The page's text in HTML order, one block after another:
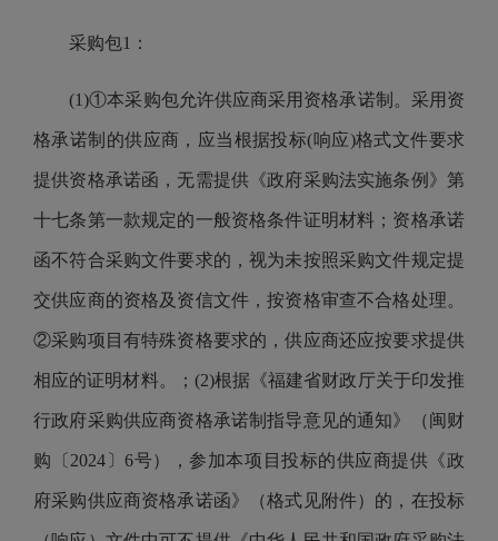
采购包1：
(1)①本采购包允许供应商采用资格承诺制。采用资
格承诺制的供应商，应当根据投标(响应)格式文件要求
提供资格承诺函，无需提供《政府采购法实施条例》第
十七条第一款规定的一般资格条件证明材料；资格承诺
函不符合采购文件要求的，视为未按照采购文件规定提
交供应商的资格及资信文件，按资格审查不合格处理。
②采购项目有特殊资格要求的，供应商还应按要求提供
相应的证明材料。；(2)根据《福建省财政厅关于印发推
行政府采购供应商资格承诺制指导意见的通知》（闽财
购〔2024〕6号），参加本项目投标的供应商提供《政
府采购供应商资格承诺函》（格式见附件）的，在投标